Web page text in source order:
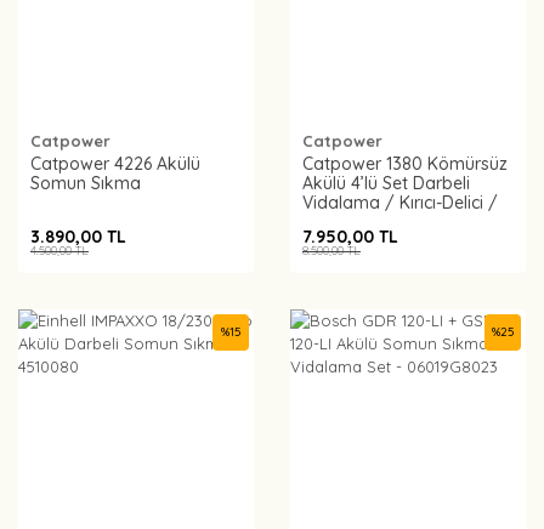
Catpower
Catpower 4226 Akülü
Somun Sıkma
3.890,00 TL
4.500,00 TL
Catpower
Catpower 1380 Kömürsüz
Akülü 4’lü Set Darbeli
Vidalama / Kırıcı-Delici /
Sıkma
7.950,00 TL
8.500,00 TL
%15 %25